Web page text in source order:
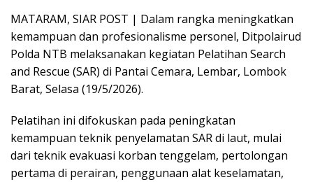
MATARAM, SIAR POST | Dalam rangka meningkatkan
kemampuan dan profesionalisme personel, Ditpolairud
Polda NTB melaksanakan kegiatan Pelatihan Search
and Rescue (SAR) di Pantai Cemara, Lembar, Lombok
Barat, Selasa (19/5/2026).
Pelatihan ini difokuskan pada peningkatan
kemampuan teknik penyelamatan SAR di laut, mulai
dari teknik evakuasi korban tenggelam, pertolongan
pertama di perairan, penggunaan alat keselamatan,